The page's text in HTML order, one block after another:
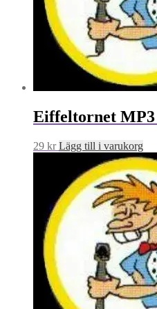
Eiffeltornet MP3
29 kr Lägg till i varukorg